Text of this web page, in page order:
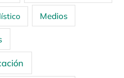
Medios